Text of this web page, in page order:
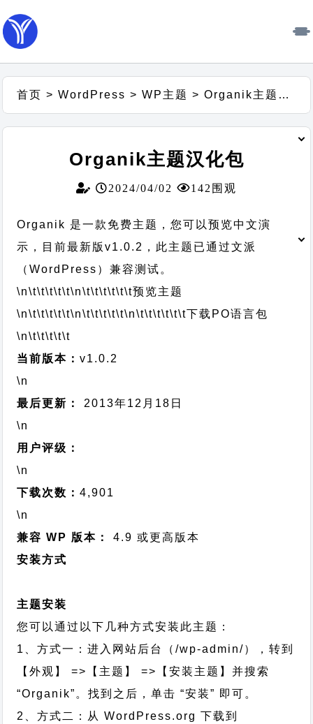
首页 >WordPress >WP主题 >Organik主题汉化包
Organik主题汉化包
2024/04/02 142围观
Organik 是一款免费主题，您可以预览中文演
示，目前最新版v1.0.2，此主题已通过文派
（WordPress）兼容测试。
\n\t\t\t\t\t\n\t\t\t\t\t\t预览主题
\n\t\t\t\t\t\n\t\t\t\t\t\n\t\t\t\t\t\t下载PO语言包
\n\t\t\t\t\t
当前版本：v1.0.2
\n
最后更新：
2013年12月18日
\n
用户评级：
\n
下载次数：4,901
\n
兼容 WP 版本：
4.9 或更高版本
安装方式
主题安装
您可以通过以下几种方式安装此主题：
1、方式一：进入网站后台（/wp-admin/），转到
【外观】 =>【主题】 =>【安装主题】并搜索
“Organik”。找到之后，单击 “安装” 即可。
2、方式二：从 WordPress.org 下载到